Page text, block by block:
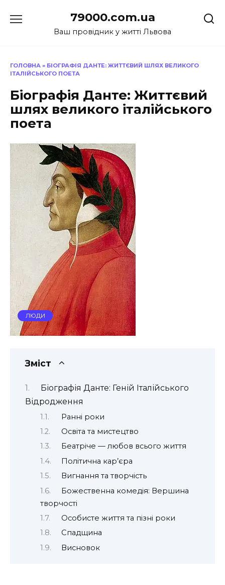
до
79000.com.ua
Ваш провідник у житті Львова
ГОЛОВНА » БІОГРАФІЯ ДАНТЕ: ЖИТТЄВИЙ ШЛЯХ ВЕЛИКОГО
ІТАЛІЙСЬКОГО ПОЕТА
Біографія Данте: Життєвий
шлях великого італійського
поета
ЛЮДИ
Зміст
Біографія Данте: Геній Італійського
Відродження
Ранні роки
Освіта та мистецтво
Беатріче — любов всього життя
Політична кар’єра
Вигнання та творчість
Божественна комедія: Вершина
творчості
Особисте життя та пізні роки
Спадщина
Висновок